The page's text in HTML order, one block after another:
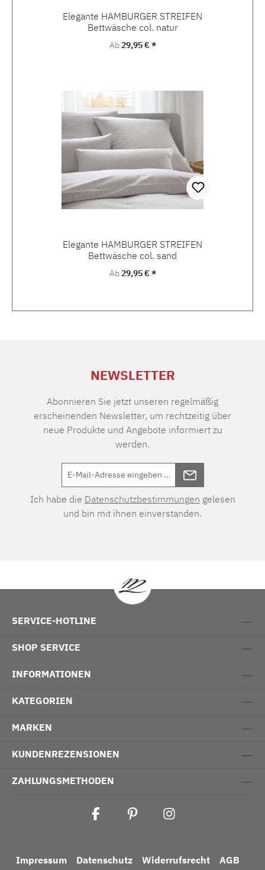
Elegante HAMBURGER STREIFEN
Bettwäsche col. natur
Regulärer Preis:
Ab29,95 € *
Elegante HAMBURGER STREIFEN
Bettwäsche col. sand
Regulärer Preis:
Ab29,95 € *
NEWSLETTER
Abonnieren Sie jetzt unseren regelmäßig
erscheinenden Newsletter, um rechtzeitig über
neue Produkte und Angebote informiert zu
werden.
Ich habe die Datenschutzbestimmungen gelesen
und bin mit ihnen einverstanden.
SERVICE-HOTLINE
SHOP SERVICE
INFORMATIONEN
KATEGORIEN
MARKEN
KUNDENREZENSIONEN
ZAHLUNGSMETHODEN
Impressum Datenschutz Widerrufsrecht AGB